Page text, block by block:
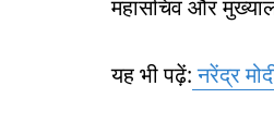
महासचिव और
यह भी पढ़ें:नरेंद्र